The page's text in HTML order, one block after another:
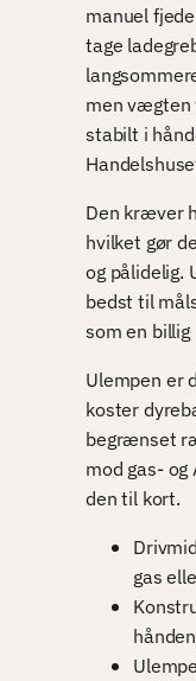
manuel
tage
men vægten
stabilt i
Den kræver
hvilket gør
og pålidelig.
bedst til
som en billig
Ulempen er
koster
begrænset
mod gas-
den til kort.
gas
hånden